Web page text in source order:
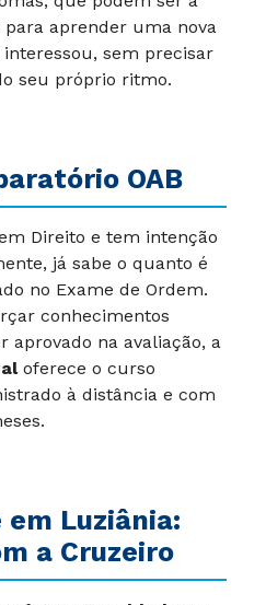
aprender uma nova
sem precisar
seu próprio ritmo.
OAB
Direito e tem intenção
já sabe o quanto é
no Exame de Ordem.
conhecimentos
aprovado na avaliação, a
oferece o curso
à distância e com
em Luziânia:
a Cruzeiro